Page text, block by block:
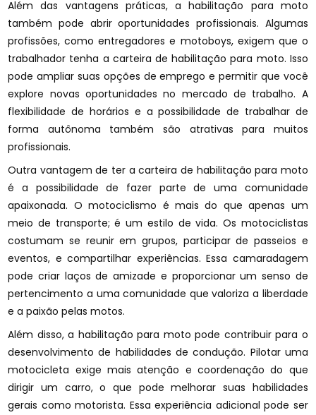
Além das vantagens práticas, a habilitação para moto
também pode abrir oportunidades profissionais. Algumas
profissões, como entregadores e motoboys, exigem que o
trabalhador tenha a carteira de habilitação para moto. Isso
pode ampliar suas opções de emprego e permitir que você
explore novas oportunidades no mercado de trabalho. A
flexibilidade de horários e a possibilidade de trabalhar de
forma autônoma também são atrativas para muitos
profissionais.
Outra vantagem de ter a carteira de habilitação para moto
é a possibilidade de fazer parte de uma comunidade
apaixonada. O motociclismo é mais do que apenas um
meio de transporte; é um estilo de vida. Os motociclistas
costumam se reunir em grupos, participar de passeios e
eventos, e compartilhar experiências. Essa camaradagem
pode criar laços de amizade e proporcionar um senso de
pertencimento a uma comunidade que valoriza a liberdade
e a paixão pelas motos.
Além disso, a habilitação para moto pode contribuir para o
desenvolvimento de habilidades de condução. Pilotar uma
motocicleta exige mais atenção e coordenação do que
dirigir um carro, o que pode melhorar suas habilidades
gerais como motorista. Essa experiência adicional pode ser